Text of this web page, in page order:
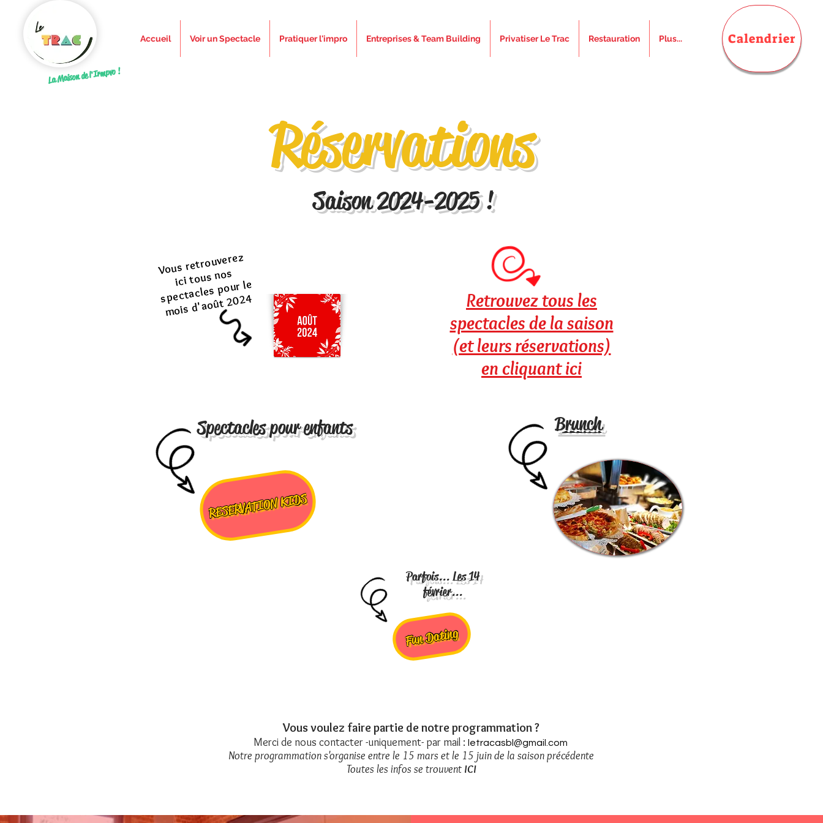
Accueil Voir un Spectacle Pratiquer l'impro Entreprises & Team Building Privatiser Le Trac Restauration Plus...
La Maison de l'Irmpvo !
Calendrier
Réservations
Saison 2024-2025 !
Vous retrouverez
ici tous nos
spectacles pour le
mois d'août 2024
RESERVATION KIDS
Spectacles pour enfants
Retrouvez tous les
spectacles de la saison
(et leurs réservations)
en cliquant ici
Brunch
Fun Dating
Parfois... Les 14
février...
Vousvoulez faire partie de notreprogrammation ?
Merci de nous contacter -uniquement- par mail : letracasbl@gmail.com
Notre programmation s'organise entre le 15 mars et le 15 juin de la saison précédente
Toutes les infos se trouvent ICI